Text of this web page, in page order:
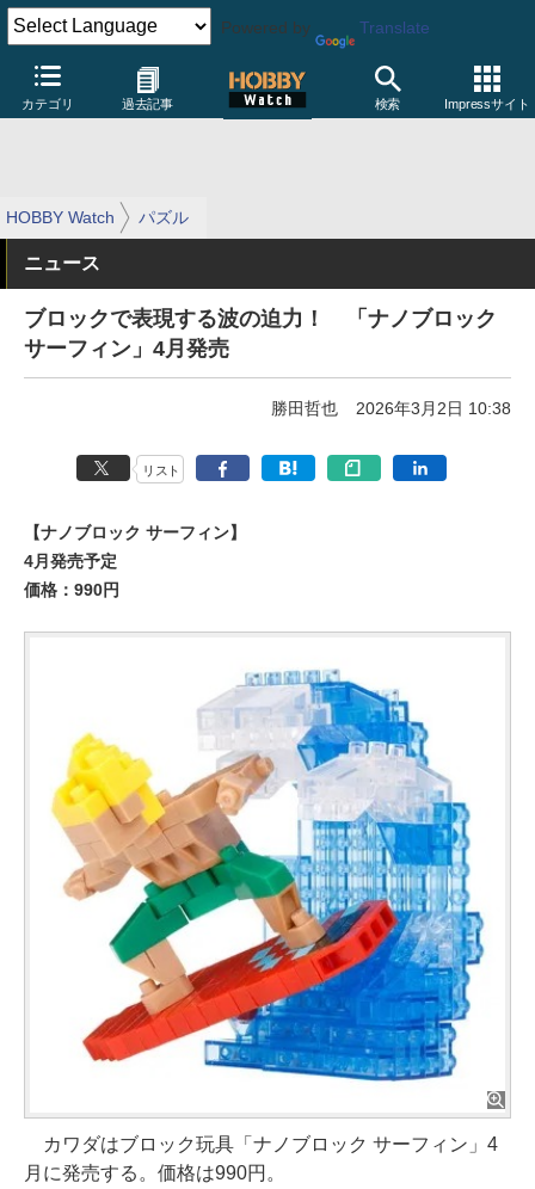
Powered by Translate
カテゴリ 過去記事 検索 Impressサイト
HOBBY Watch パズル
ニュース
ブロックで表現する波の迫力！ 「ナノブロック
サーフィン」4月発売
勝田哲也 2026年3月2日 10:38
リスト
【ナノブロック サーフィン】
4月発売予定
価格：990円
カワダはブロック玩具「ナノブロック サーフィン」4
月に発売する。価格は990円。